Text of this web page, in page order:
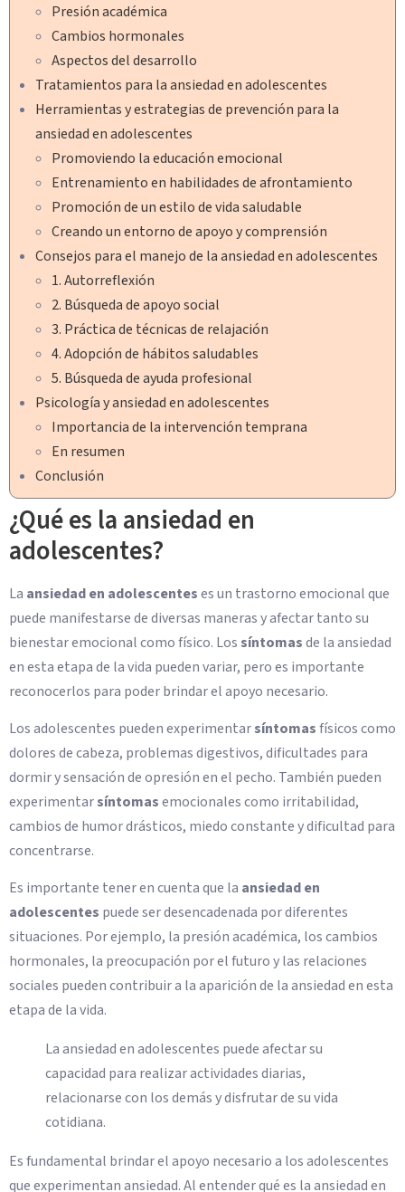
Presión académica
Cambios hormonales
Aspectos del desarrollo
Tratamientos para la ansiedad en adolescentes
Herramientas y estrategias de prevención para la
ansiedad en adolescentes
Promoviendo la educación emocional
Entrenamiento en habilidades de afrontamiento
Promoción de un estilo de vida saludable
Creando un entorno de apoyo y comprensión
Consejos para el manejo de la ansiedad en adolescentes
1. Autorreflexión
2. Búsqueda de apoyo social
3. Práctica de técnicas de relajación
4. Adopción de hábitos saludables
5. Búsqueda de ayuda profesional
Psicología y ansiedad en adolescentes
Importancia de la intervención temprana
En resumen
Conclusión
¿Qué es la ansiedad en
adolescentes?
La ansiedad en adolescenteses un trastorno emocional que
puede manifestarse de diversas maneras y afectar tanto su
bienestar emocional como físico. Lossíntomasde la ansiedad
en esta etapa de la vida pueden variar, pero es importante
reconocerlos para poder brindar el apoyo necesario.
Los adolescentes pueden experimentarsíntomasfísicos como
dolores de cabeza, problemas digestivos, dificultades para
dormir y sensación de opresión en el pecho. También pueden
experimentarsíntomasemocionales como irritabilidad,
cambios de humor drásticos, miedo constante y dificultad para
concentrarse.
Es importante tener en cuenta que la ansiedad en
adolescentes puede ser desencadenada por diferentes
situaciones. Por ejemplo, la presión académica, los cambios
hormonales, la preocupación por el futuro y las relaciones
sociales pueden contribuir a la aparición de la ansiedad en esta
etapa de la vida.
La ansiedad en adolescentes puede afectar su
capacidad para realizar actividades diarias,
relacionarse con los demás y disfrutar de su vida
cotidiana.
Es fundamental brindar el apoyo necesario a los adolescentes
que experimentan ansiedad. Al entender qué es la ansiedad en